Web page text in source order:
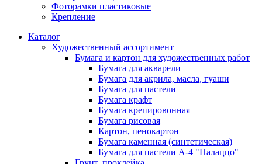
Фоторамки пластиковые
Крепление
Каталог
Художественный ассортимент
Бумага и картон для художественных работ
Бумага для акварели
Бумага для акрила, масла, гуаши
Бумага для пастели
Бумага крафт
Бумага крепировонная
Бумага рисовая
Картон, пенокартон
Бумага каменная (синтетическая)
Бумага для пастели А-4 "Палаццо"